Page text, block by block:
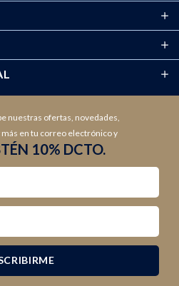
nuestras ofertas, novedades,
más en tu correo electrónico y
10% DCTO.